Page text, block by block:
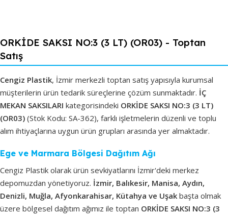
ORKİDE SAKSI NO:3 (3 LT) (OR03) - Toptan
Satış
Cengiz Plastik, İzmir merkezli toptan satış yapısıyla kurumsal
müşterilerin ürün tedarik süreçlerine çözüm sunmaktadır. İÇ
MEKAN SAKSILARI kategorisindeki ORKİDE SAKSI NO:3 (3 LT)
(OR03) (Stok Kodu: SA-362), farklı işletmelerin düzenli ve toplu
alım ihtiyaçlarına uygun ürün grupları arasında yer almaktadır.
Ege ve Marmara Bölgesi Dağıtım Ağı
Cengiz Plastik olarak ürün sevkiyatlarını İzmir'deki merkez
depomuzdan yönetiyoruz. İzmir, Balıkesir, Manisa, Aydın,
Denizli, Muğla, Afyonkarahisar, Kütahya ve Uşak başta olmak
üzere bölgesel dağıtım ağımız ile toptan ORKİDE SAKSI NO:3 (3